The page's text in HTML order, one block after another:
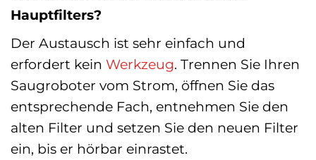
Hauptfilters?
Der Austausch ist sehr einfach und
erfordert kein Werkzeug. Trennen Sie Ihren
Saugroboter vom Strom, öffnen Sie das
entsprechende Fach, entnehmen Sie den
alten Filter und setzen Sie den neuen Filter
ein, bis er hörbar einrastet.